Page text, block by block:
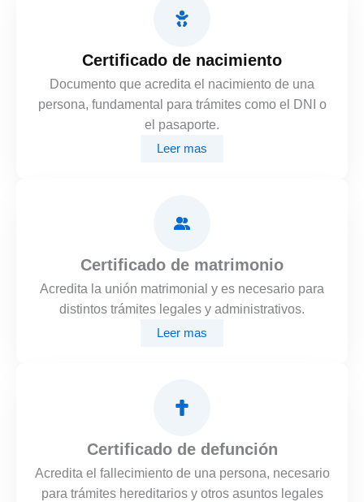
Certificado de nacimiento
Documento que acredita el nacimiento de una
persona, fundamental para trámites como el DNI o
el pasaporte.
Leer mas
Certificado de matrimonio
Acredita la unión matrimonial y es necesario para
distintos trámites legales y administrativos.
Leer mas
Certificado de defunción
Acredita el fallecimiento de una persona, necesario
para trámites hereditarios y otros asuntos legales